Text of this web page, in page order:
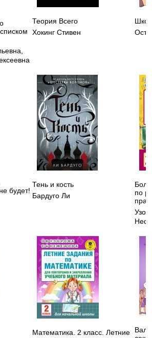
Теория Всего
Хокинг Стивен
будет!
Тень и кость
Бардуго Ли
по
Математика. 2 класс. Летние